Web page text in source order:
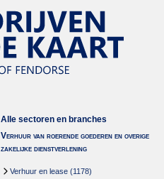
Alle sectoren en branches
Verhuur van roerende goederen en overige
zakelijke dienstverlening
Verhuur en lease (1178)